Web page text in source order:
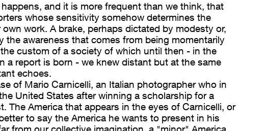
and it is more frequent than we think, that
whose sensitivity somehow determines the
work. A brake, perhaps dictated by modesty or,
the awareness that comes from being momentarily
custom of a society of which until then - in the
a report is born - we knew distant but at the same
echoes.
of Mario Carnicelli, an Italian photographer who in
United States after winning a scholarship for a
The America that appears in the eyes of Carnicelli, or
to say the America he wants to present in his